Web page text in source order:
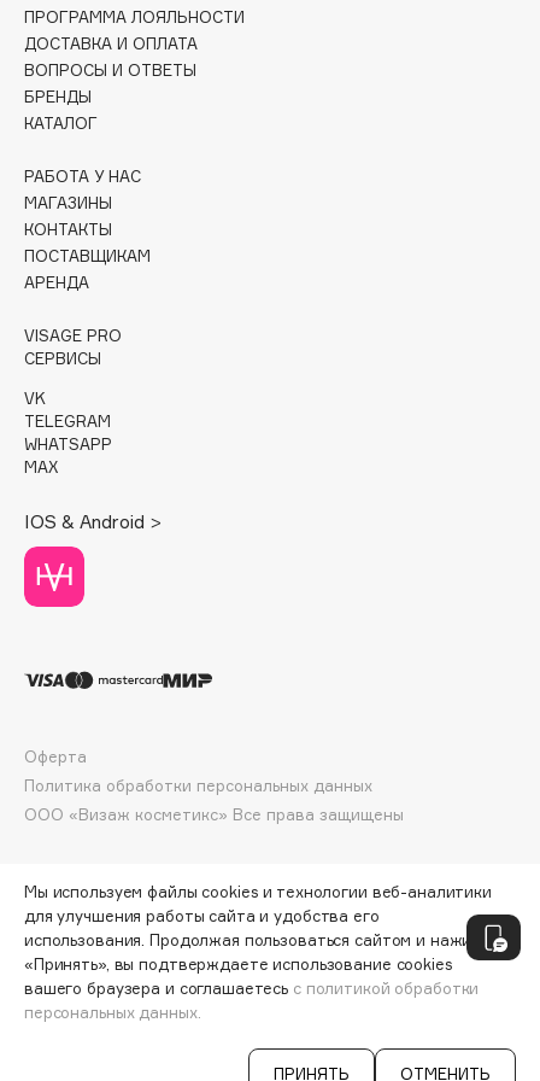
Collagenina
Consly
Corimo
Crescina
Cunzite
Curaprox
D
DABO
DARLING*
Davines
Deonica
Dessange
Dolce & Gabbana
Dorco
DP Daily Perfection
Dr. Vranjes Firenze
Dr.Ceuracle
Dr.Jart+
DSD de Luxe
Dyson
ДОБАВИТЬ В КОРЗИНУ
ПРОГРАММА ЛОЯЛЬНОСТИ
ДОСТАВКА И ОПЛАТА
ВОПРОСЫ И ОТВЕТЫ
БРЕНДЫ
КАТАЛОГ
РАБОТА У НАС
МАГАЗИНЫ
КОНТАКТЫ
ПОСТАВЩИКАМ
АРЕНДА
VISAGE PRO
СЕРВИСЫ
VK
TELEGRAM
WHATSAPP
MAX
IOS & Android >
ООО «Визаж косметикс» Все права защищены
Оферта
Политика обработки персональных данных
Мы используем файлы cookies и технологии веб-аналитики
для улучшения работы сайта и удобства его
использования. Продолжая пользоваться сайтом и нажимая
«Принять», вы подтверждаете использование cookies
вашего браузера и соглашаетесь с политикой обработки
персональных данных.
ПРИНЯТЬ ОТМЕНИТЬ